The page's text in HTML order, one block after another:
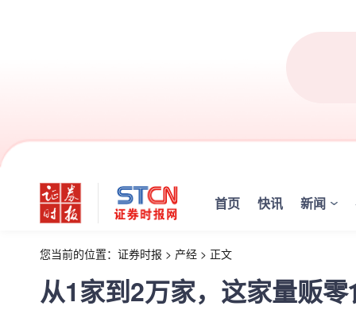
首页 快讯 新闻
您当前的位置： 证券时报 > 产经 > 正文
从1家到2万家，这家量贩